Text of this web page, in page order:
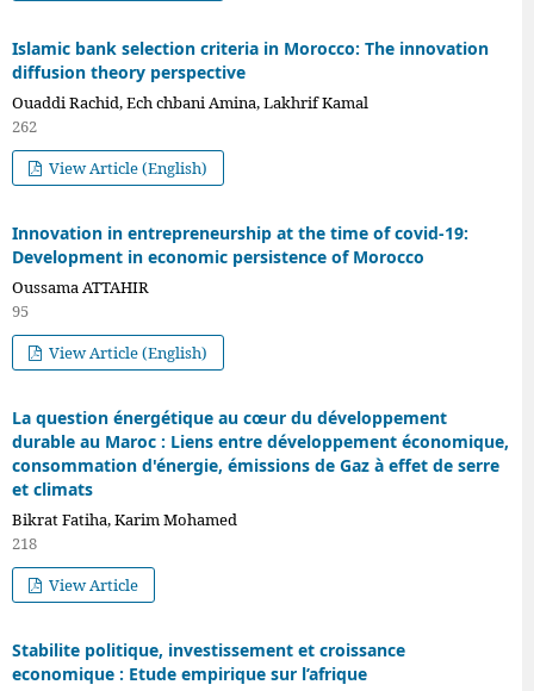
Islamic bank selection criteria in Morocco: The innovation
diffusion theory perspective
Ouaddi Rachid, Ech chbani Amina, Lakhrif Kamal
262
View Article (English)
Innovation in entrepreneurship at the time of covid-19:
Development in economic persistence of Morocco
Oussama ATTAHIR
95
View Article (English)
La question énergétique au cœur du développement
durable au Maroc : Liens entre développement économique,
consommation d'énergie, émissions de Gaz à effet de serre
et climats
Bikrat Fatiha, Karim Mohamed
218
View Article
Stabilite politique, investissement et croissance
economique : Etude empirique sur l’afrique